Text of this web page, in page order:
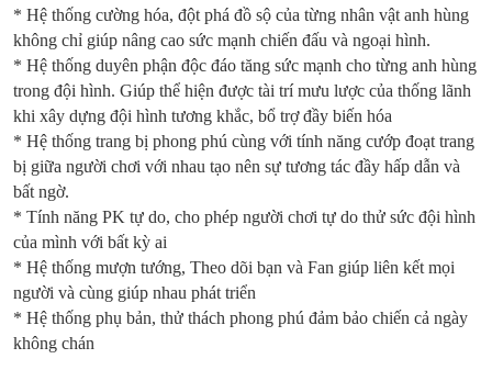
* Hệ thống cường hóa, đột phá đồ sộ của từng nhân vật anh hùng
không chỉ giúp nâng cao sức mạnh chiến đấu và ngoại hình.
* Hệ thống duyên phận độc đáo tăng sức mạnh cho từng anh hùng
trong đội hình. Giúp thể hiện được tài trí mưu lược của thống lãnh
khi xây dựng đội hình tương khắc, bổ trợ đầy biến hóa
* Hệ thống trang bị phong phú cùng với tính năng cướp đoạt trang
bị giữa người chơi với nhau tạo nên sự tương tác đầy hấp dẫn và
bất ngờ.
* Tính năng PK tự do, cho phép người chơi tự do thử sức đội hình
của mình với bất kỳ ai
* Hệ thống mượn tướng, Theo dõi bạn và Fan giúp liên kết mọi
người và cùng giúp nhau phát triển
* Hệ thống phụ bản, thử thách phong phú đảm bảo chiến cả ngày
không chán